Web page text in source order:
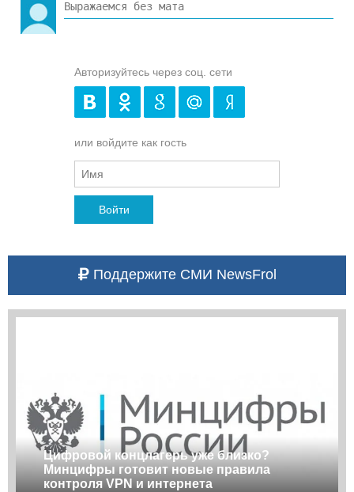
Авторизуйтесь через соц. сети
или войдите как гость
Войти
Поддержите СМИ NewsFrol
Цифровой концлагерь уже близко?
Минцифры готовит новые правила
контроля VPN и интернета